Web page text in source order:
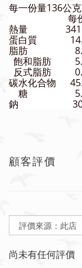
每一份量136公
每
熱量
蛋白質
脂肪
飽和脂肪
反式脂肪
碳水化合物
糖
鈉
顧客評價
尚未有任何評價